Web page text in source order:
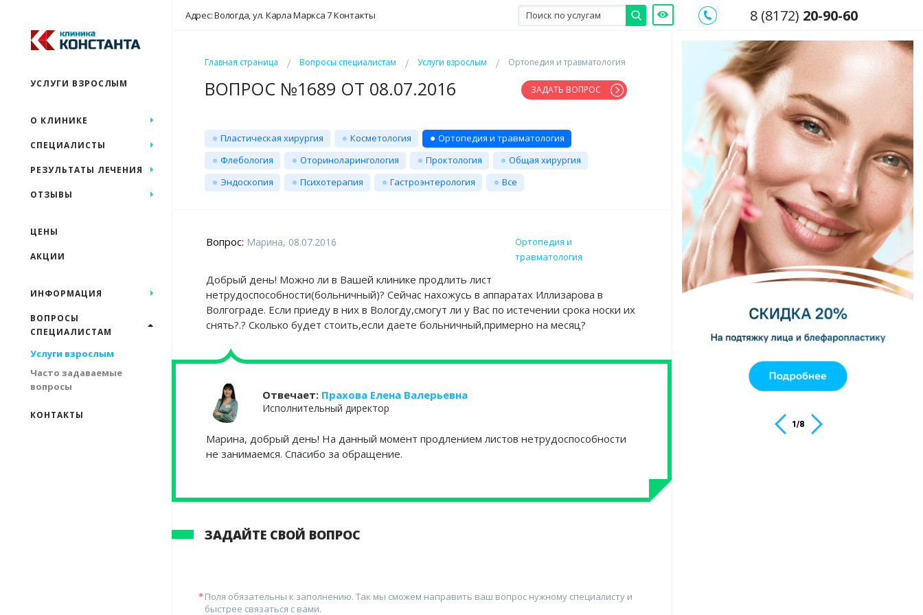
Адрес: Вологда, ул. Карла Маркса 7Контакты 8 (8172) 20-90-60
Главная страница Вопросы специалистам Услуги взрослым Ортопедия и травматология
ВОПРОС №1689 ОТ 08.07.2016 ЗАДАТЬ ВОПРОС
Пластическая хирургия Косметология
Ортопедия и травматология
Флебология
Оториноларингология Проктология
Общая хирургия
Эндоскопия
Психотерапия Гастроэнтерология Все
Вопрос: Марина, 08.07.2016
Ортопедия и
травматология
Добрый день! Можно ли в Вашей клинике продлить лист
нетрудоспособности(больничный)? Сейчас нахожусь в аппаратах Иллизарова в
Волгограде. Если приеду в них в Вологду,смогут ли у Вас по истечении срока носки их
снять?.? Сколько будет стоить,если даете больничный,примерно на месяц?
Отвечает: Прахова Елена Валерьевна
Исполнительный директор
Марина, добрый день! На данный момент продлением листов нетрудоспособности
не занимаемся. Спасибо за обращение.
ЗАДАЙТЕ СВОЙ ВОПРОС
Поля обязательны к заполнению. Так мы сможем направить ваш вопрос нужному специалисту и
быстрее связаться с вами.
1/8
УСЛУГИ ВЗРОСЛЫМ
О КЛИНИКЕ
СПЕЦИАЛИСТЫ
РЕЗУЛЬТАТЫ ЛЕЧЕНИЯ
ОТЗЫВЫ
ЦЕНЫ
АКЦИИ
ИНФОРМАЦИЯ
ВОПРОСЫ
СПЕЦИАЛИСТАМ
Услуги взрослым
Часто задаваемые
вопросы
КОНТАКТЫ